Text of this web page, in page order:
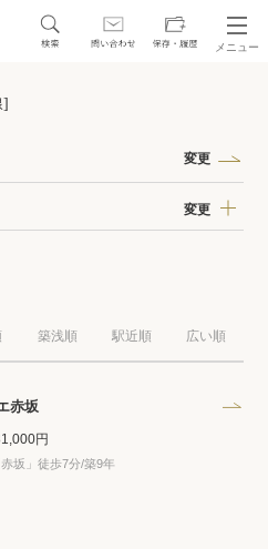
メニュー
]
変更
変更
築浅順 駅近順 広い順
赤坂
円
坂」徒歩7分/築9年